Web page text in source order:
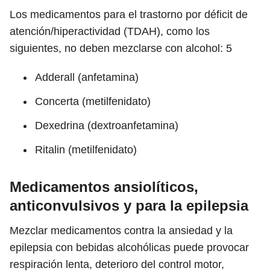
Los medicamentos para el trastorno por déficit de
atención/hiperactividad (TDAH), como los
siguientes, no deben mezclarse con alcohol: 5
Adderall (anfetamina)
Concerta (metilfenidato)
Dexedrina (dextroanfetamina)
Ritalin (metilfenidato)
Medicamentos ansiolíticos,
anticonvulsivos y para la epilepsia
Mezclar medicamentos contra la ansiedad y la
epilepsia con bebidas alcohólicas puede provocar
respiración lenta, deterioro del control motor,